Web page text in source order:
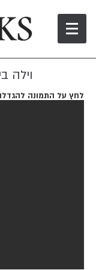
וילה
לחץ על התמונה